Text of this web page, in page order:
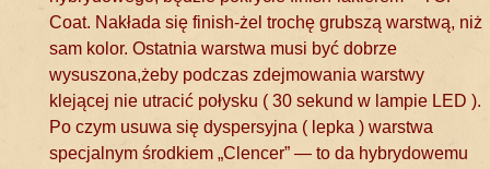
Coat. Nakłada się finish-żel trochę grubszą warstwą, niż
sam kolor. Ostatnia warstwa musi być dobrze
wysuszona,żeby podczas zdejmowania warstwy
klejącej nie utracić połysku ( 30 sekund w lampie LED ).
Po czym usuwa się dyspersyjna ( lepka ) warstwa
specjalnym środkiem „Clencer” — to da hybrydowemu